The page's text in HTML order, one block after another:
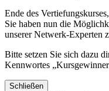
Ende des
Sie haben nun die
unserer Netwerk-Experten
Bitte setzen Sie sich dazu
Kennwortes
Schließen